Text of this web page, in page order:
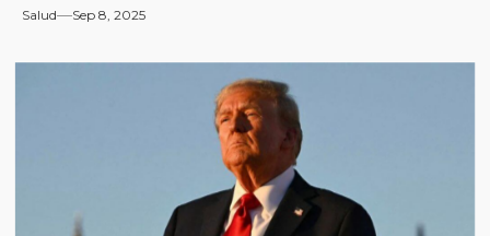
Salud Sep 8, 2025